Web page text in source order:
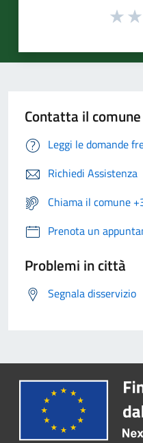
Contatta il comune
Leggi le domande
Richiedi Assistenza
Chiama il comune
Prenota un
Problemi in città
Segnala disservizio